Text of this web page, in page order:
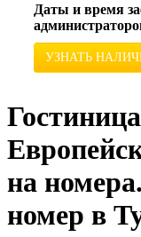
Даты и время
УЗНАТЬ
на
номер в